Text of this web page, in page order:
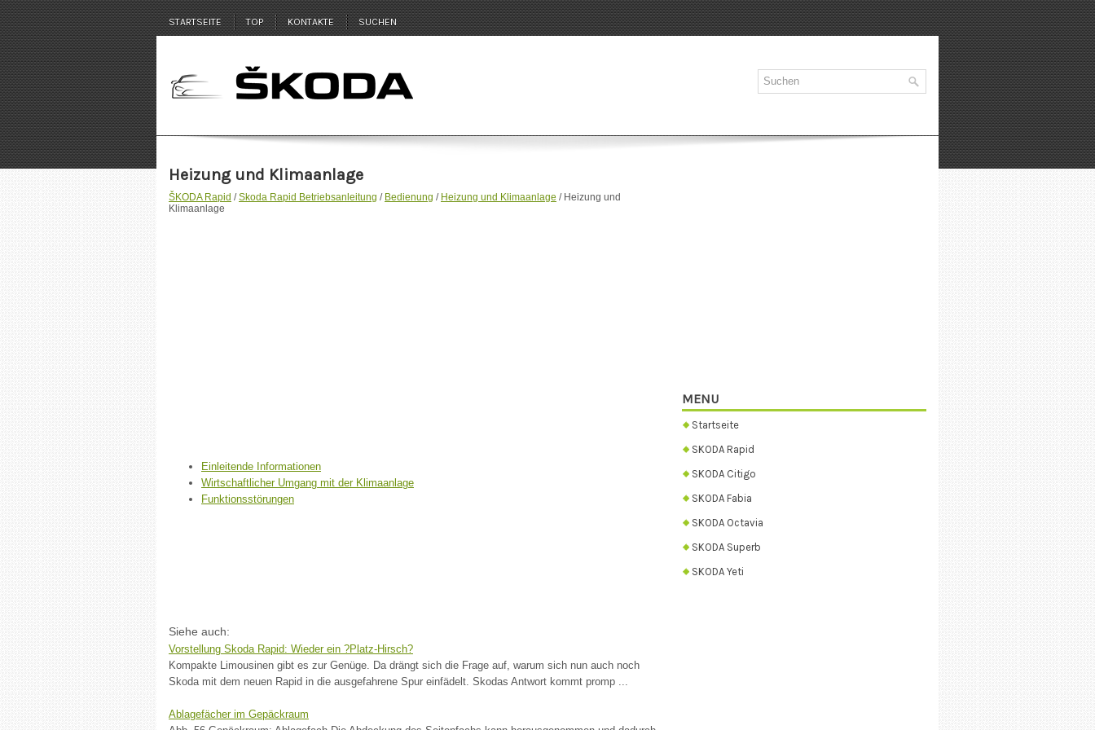
STARTSEITE TOP KONTAKTE SUCHEN
Heizung und Klimaanlage
ŠKODA Rapid /Skoda Rapid Betriebsanleitung / Bedienung / Heizung und Klimaanlage / Heizung und
Klimaanlage
Einleitende Informationen
Wirtschaftlicher Umgang mit der Klimaanlage
Funktionsstörungen
Siehe auch:
Vorstellung Skoda Rapid: Wieder ein ?Platz-Hirsch?
Kompakte Limousinen gibt es zur Genüge. Da drängt sich die Frage auf, warum sich nun auch noch
Skoda mit dem neuen Rapid in die ausgefahrene Spur einfädelt. Skodas Antwort kommt promp ...
Ablagefächer im Gepäckraum
MENU
Startseite
SKODA Rapid
SKODA Citigo
SKODA Fabia
SKODA Octavia
SKODA Superb
SKODA Yeti